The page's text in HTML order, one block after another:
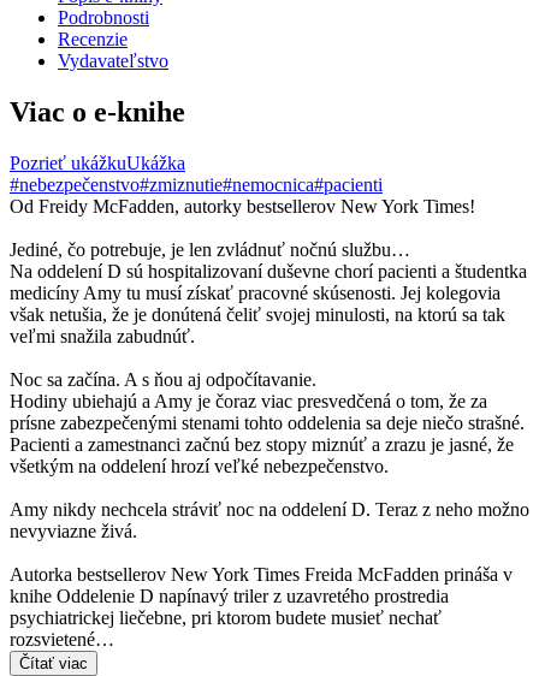
Podrobnosti
Recenzie
Vydavateľstvo
Viac o e-knihe
Pozrieť ukážkuUkážka
#nebezpečenstvo#zmiznutie#nemocnica#pacienti
Od Freidy McFadden, autorky bestsellerov New York Times!
Jediné, čo potrebuje, je len zvládnuť nočnú službu…
Na oddelení D sú hospitalizovaní duševne chorí pacienti a študentka
medicíny Amy tu musí získať pracovné skúsenosti. Jej kolegovia
však netušia, že je donútená čeliť svojej minulosti, na ktorú sa tak
veľmi snažila zabudnúť.
Noc sa začína. A s ňou aj odpočítavanie.
Hodiny ubiehajú a Amy je čoraz viac presvedčená o tom, že za
prísne zabezpečenými stenami tohto oddelenia sa deje niečo strašné.
Pacienti a zamestnanci začnú bez stopy miznúť a zrazu je jasné, že
všetkým na oddelení hrozí veľké nebezpečenstvo.
Amy nikdy nechcela stráviť noc na oddelení D. Teraz z neho možno
nevyviazne živá.
Autorka bestsellerov New York Times Freida McFadden prináša v
knihe Oddelenie D napínavý triler z uzavretého prostredia
psychiatrickej liečebne, pri ktorom budete musieť nechať
rozsvietené…
Čítať viac